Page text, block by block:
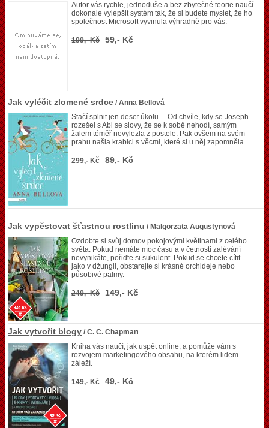
Autor vás rychle, jednoduše a bez zbytečné teorie naučí
dokonale vylepšit systém tak, že si budete myslet, že ho
společnost Microsoft vyvinula výhradně pro vás.
199,- Kč 59,- Kč
Jak vyléčit zlomené srdce / Anna Bellová
Stačí splnit jen deset úkolů… Od chvíle, kdy se Joseph
rozešel s Abi se slovy, že se k sobě nehodí, samým
žalem téměř nevylezla z postele. Pak ovšem na svém
prahu našla krabici s věcmi, které si u něj zapomněla.
299,- Kč 89,- Kč
Jak vypěstovat šťastnou rostlinu / Malgorzata Augustynová
Ozdobte si svůj domov pokojovými květinami z celého
světa. Pokud nemáte moc času a v četnosti zalévání
nevynikáte, pořiďte si sukulent. Pokud se chcete cítit
jako v džungli, obstarejte si krásné orchideje nebo
působivé palmy.
249,- Kč 149,- Kč
Jak vytvořit blogy / C. C. Chapman
Kniha vás naučí, jak uspět online, a pomůže vám s
rozvojem marketingového obsahu, na kterém lidem
záleží.
149,- Kč 49,- Kč